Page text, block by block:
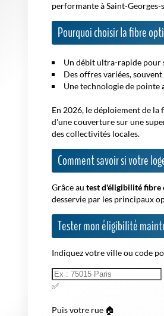
performante à Saint-
Pourquoi choisir la fibre
Un débit ultra-rapide pour
Des offres variées,
Une technologie de pointe
En 2026, le déploiement de
d'une couverture sur une
des collectivités locales.
Comment savoir si votre
Grâce au test d'éligibilité fibre
desservie par les principaux
Tester mon éligibilité
Indiquez votre ville ou code
✅
Puis votre rue 🏠